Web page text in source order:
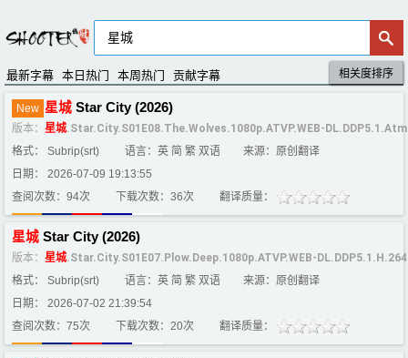
最新字幕 本日热门 本周热门 贡献字幕 默认排序
评分排序
相关度排序
New 星城 Star City (2026)
版本： 星城.Star.City.S01E08.The.Wolves.1080p.ATVP.WEB-
格式： Subrip(srt)
语言：英 简 繁 双语
来源：原创翻译
日期： 2026-07-09 19:13:55
查阅次数：94次
下载次数：36次 翻译质量：
星城 Star City (2026)
版本： 星城.Star.City.S01E07.Plow.Deep.1080p.ATVP.WEB-
格式： Subrip(srt)
语言：英 简 繁 双语
来源：原创翻译
日期： 2026-07-02 21:39:54
查阅次数：75次
下载次数：20次 翻译质量：